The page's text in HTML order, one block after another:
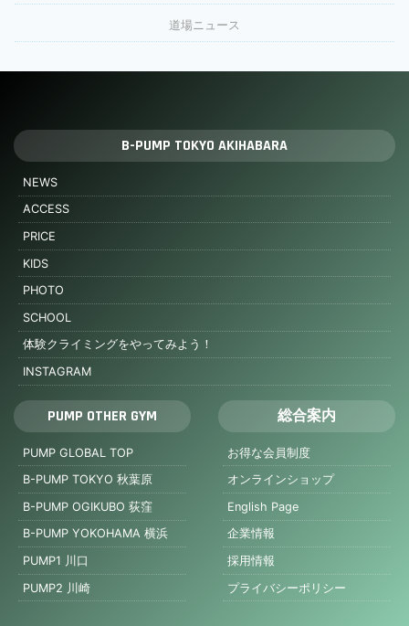
道場ニュース
B-PUMP TOKYO AKIHABARA
NEWS
ACCESS
PRICE
KIDS
PHOTO
SCHOOL
体験クライミングをやってみよう！
INSTAGRAM
PUMP OTHER GYM
PUMP GLOBAL TOP
B-PUMP TOKYO 秋葉原
B-PUMP OGIKUBO 荻窪
B-PUMP YOKOHAMA 横浜
PUMP1 川口
PUMP2 川崎
総合案内
お得な会員制度
オンラインショップ
English Page
企業情報
採用情報
プライバシーポリシー